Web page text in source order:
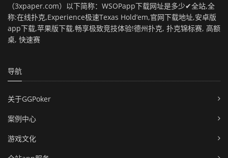
（3xpaper.com）以下简称：WSOPapp下载网址是多少✔全站,全
称:在线扑克,Experience极速Texas Hold’em,官网下载地址,安卓版
app下载,苹果版下载,畅享极致竞技体验!德州扑克, 扑克锦标赛, 高额
桌, 快速赛
导航
关于GGPoker
案例中心
游戏文化